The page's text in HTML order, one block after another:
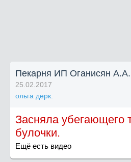
Пекарня ИП Оганисян
25.02.2017
ольга дерк.
Засняла убегающего
булочки.
Ещё есть видео